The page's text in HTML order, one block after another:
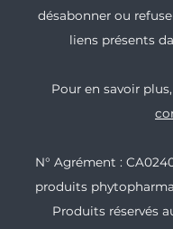
désabonner ou
liens présents
Pour en savoir
N° Agrément :
produits
Produits réservés